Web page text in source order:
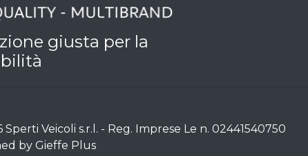
giusta per la
Sperti Veicoli s.r.l. - Reg. Imprese Le n. 02441540750
by Gieffe Plus